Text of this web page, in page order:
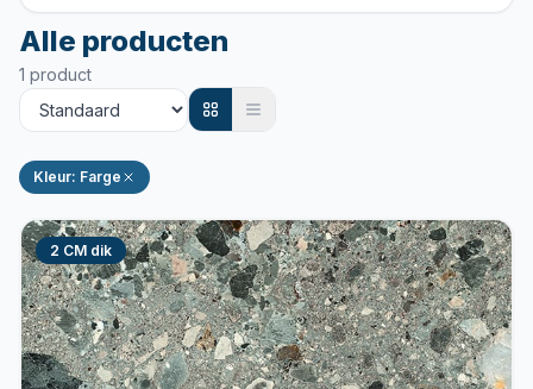
Alle producten
1 product
Kleur: Farge
2 CM dik